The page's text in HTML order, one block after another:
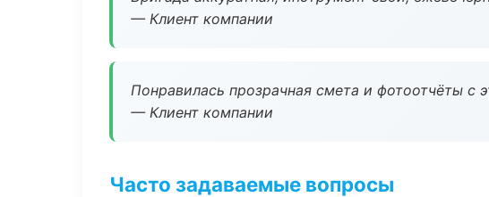
— Клиент компании
Понравилась прозрачная смета и фотоотчёты с
— Клиент компании
Часто задаваемые вопросы